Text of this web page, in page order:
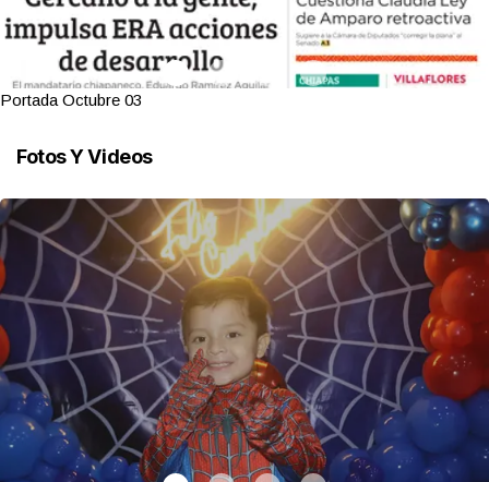
Portada Octubre 03
Fotos Y Videos